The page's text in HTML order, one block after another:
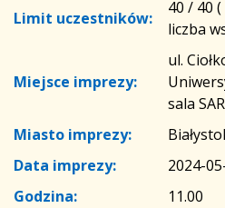
Limit uczestników:
40 / 40
liczba
Miejsce imprezy:
ul.
sala
Miasto imprezy:
Data imprezy:
2024-
Godzina:
11.00